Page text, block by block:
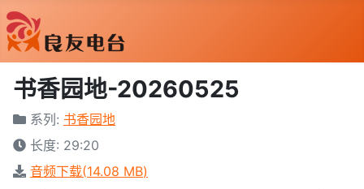
书香园地-20260525
系列: 书香园地
长度: 29:20
音频下载(14.08 MB)